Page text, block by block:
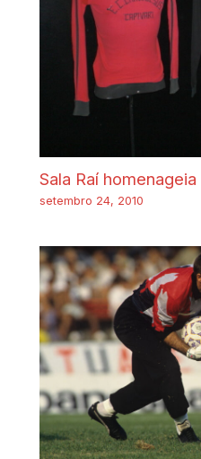
Sala Raí
setembro 24, 2010